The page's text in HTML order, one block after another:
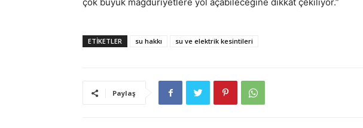
ETIKETLER su hakkı su ve elektrik kesintileri
Paylaş